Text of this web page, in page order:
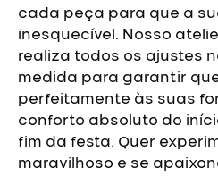
cada peça para que a
inesquecível. Nosso
realiza todos os ajustes
medida para garantir
perfeitamente às suas
conforto absoluto do
fim da festa. Quer
maravilhoso e se